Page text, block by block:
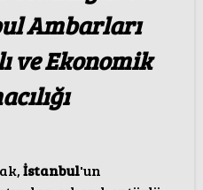
Ambarları
ve Ekonomik
İstanbul'un